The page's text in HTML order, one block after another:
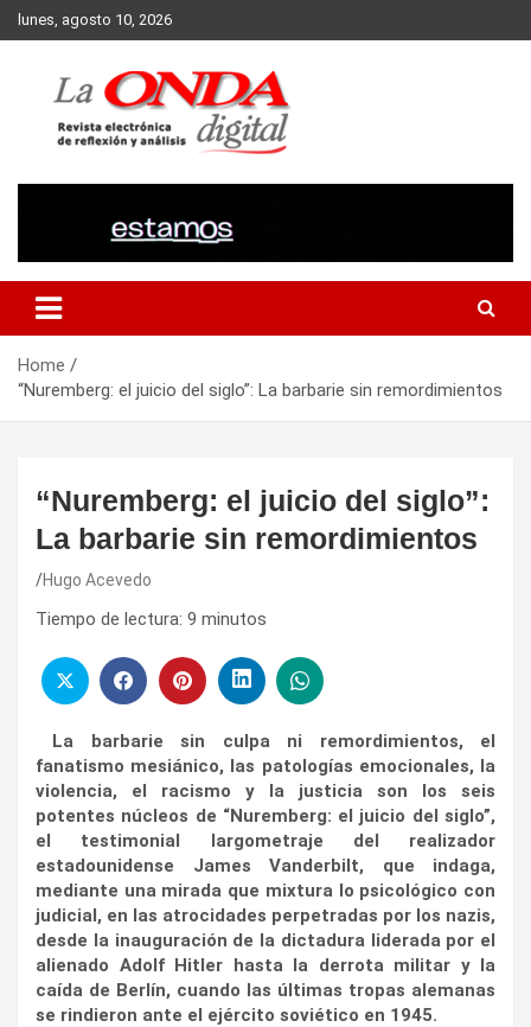
Skip
to
lunes, agosto 10, 2026
Home
“Nuremberg: el juicio del siglo”: La barbarie sin remordimientos
“Nuremberg: el juicio del siglo”:
La barbarie sin remordimientos
Hugo Acevedo
Tiempo de lectura: 9 minutos
La barbarie sin culpa ni remordimientos, el
fanatismo mesiánico, las patologías emocionales, la
violencia, el racismo y la justicia son los seis
potentes núcleos de “Nuremberg: el juicio del siglo”,
el testimonial largometraje del realizador
estadounidense James Vanderbilt, que indaga,
mediante una mirada que mixtura lo psicológico con
judicial, en las atrocidades perpetradas por los nazis,
desde la inauguración de la dictadura liderada por el
alienado Adolf Hitler hasta la derrota militar y la
caída de Berlín, cuando las últimas tropas alemanas
se rindieron ante el ejército soviético en 1945.